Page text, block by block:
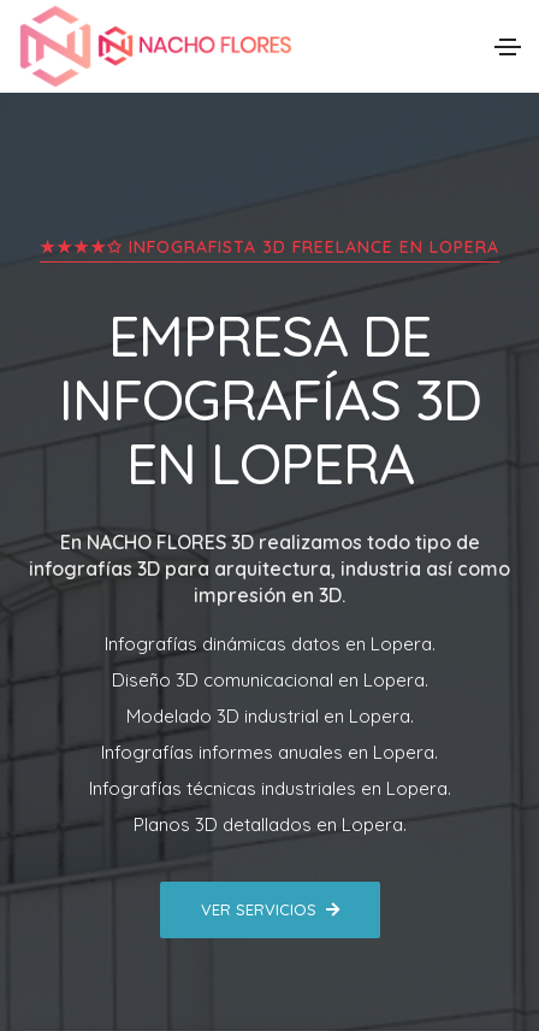
★★★★✩ INFOGRAFISTA 3D FREELANCE EN LOPERA
EMPRESA DE
INFOGRAFÍAS 3D
EN LOPERA
En NACHO FLORES 3Drealizamos todo tipo de
infografías 3D para arquitectura, industria así como
impresión en 3D.
Infografías dinámicas datos en Lopera.
Diseño 3D comunicacional en Lopera.
Modelado 3D industrial en Lopera.
Infografías informes anuales en Lopera.
Infografías técnicas industriales en Lopera.
Planos 3D detallados en Lopera.
VER SERVICIOS